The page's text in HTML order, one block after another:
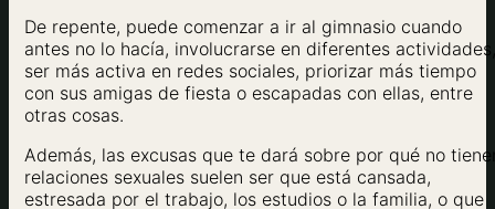
De repente, puede comenzar a ir al gimnasio cuando
antes no lo hacía, involucrarse en diferentes actividades,
ser más activa en redes sociales, priorizar más tiempo
con sus amigas de fiesta o escapadas con ellas, entre
otras cosas.
Además, las excusas que te dará sobre por qué no
relaciones sexuales suelen ser que está cansada,
estresada por el trabajo, los estudios o la familia, o que